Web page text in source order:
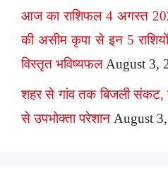
आज का राशिफल 4 अगस्त
की असीम कृपा से इन 5 राशियों
विस्तृत भविष्यफल August 3,
शहर से गांव तक बिजली संकट,
से उपभोक्ता परेशान August